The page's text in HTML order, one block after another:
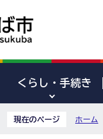
くらし・手続き
現在のページ ホーム